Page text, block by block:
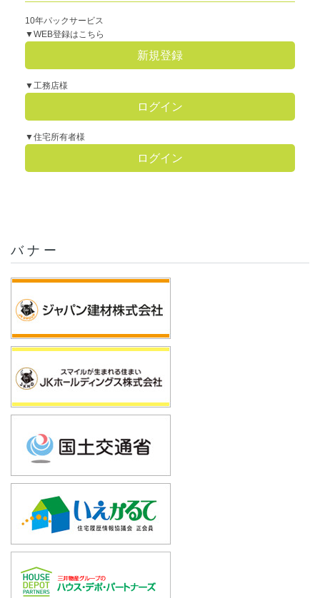
10年パックサービス
▼WEB登録はこちら
新規登録
▼工務店様
ログイン
▼住宅所有者様
ログイン
バナー